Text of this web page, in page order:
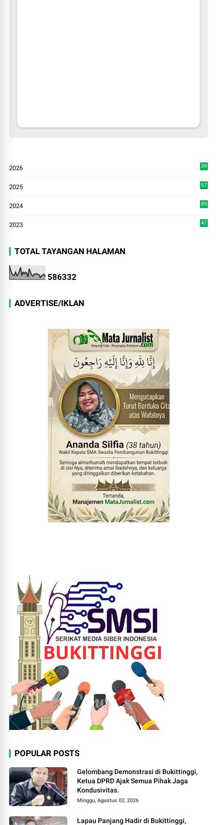
2026
39
2025
57
2024
89
2023 47
TOTAL TAYANGAN HALAMAN
586332
ADVERTISE/IKLAN
POPULAR POSTS
Gelombang Demonstrasi di Bukittinggi,
Ketua DPRD Ajak Semua Pihak Jaga
Kondusivitas.
Minggu, Agustus 02, 2026
Lapau Panjang Hadir di Bukittinggi,